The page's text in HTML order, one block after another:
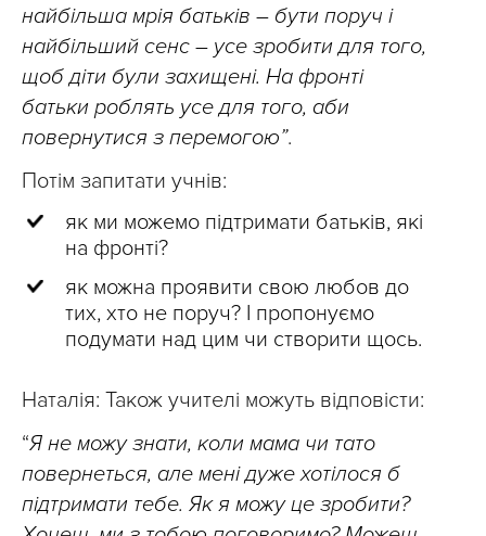
найбільша мрія батьків – бути поруч і
найбільший сенс – усе зробити для того,
щоб діти були захищені. На фронті
батьки роблять усе для того, аби
повернутися з перемогою”.
Потім запитати учнів:
як ми можемо підтримати батьків, які
на фронті?
як можна проявити свою любов до
тих, хто не поруч? І пропонуємо
подумати над цим чи створити щось.
Наталія: Також учителі можуть відповісти:
“Я не можу знати, коли мама чи тато
повернеться, але мені дуже хотілося б
підтримати тебе. Як я можу це зробити?